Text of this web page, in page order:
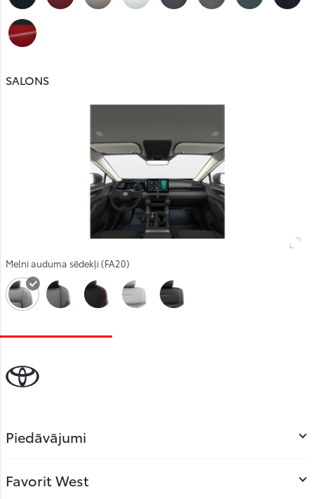
SALONS
Melni auduma sēdekļi (FA20)
Piedāvājumi
Favorit West